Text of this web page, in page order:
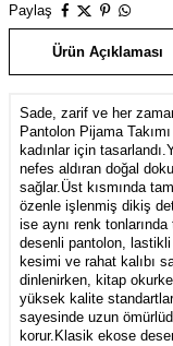
Paylaş
Ürün Açıklaması
Sade, zarif ve her
Pantolon Pijama
kadınlar için
nefes aldıran doğal
sağlar.Üst kısmında
özenle işlenmiş dikiş
ise aynı renk
desenli pantolon,
kesimi ve rahat kalıbı
dinlenirken, kitap
yüksek kalite
sayesinde uzun
korur.Klasik ekose